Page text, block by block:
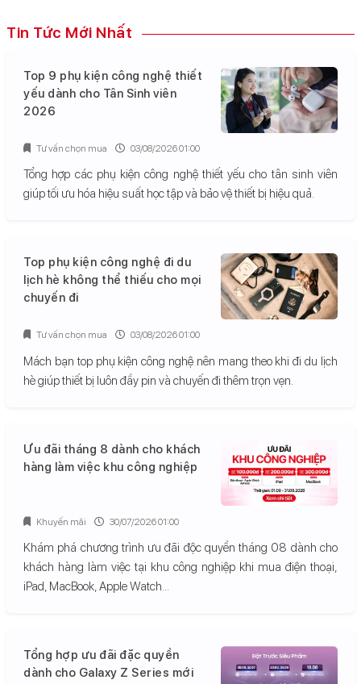
Tin Tức Mới Nhất
Top 9 phụ kiện công nghệ thiết
yếu dành cho Tân Sinh viên
2026
Tổng hợp các phụ kiện công nghệ thiết yếu cho tân sinh viên
giúp tối ưu hóa hiệu suất học tập và bảo vệ thiết bị hiệu quả.
Tư vấn chọn mua 03/08/2026 01:00
Top phụ kiện công nghệ đi du
lịch hè không thể thiếu cho mọi
chuyến đi
Mách bạn top phụ kiện công nghệ nên mang theo khi đi du lịch
hè giúp thiết bị luôn đầy pin và chuyến đi thêm trọn vẹn.
Tư vấn chọn mua 03/08/2026 01:00
Ưu đãi tháng 8 dành cho khách
hàng làm việc khu công nghiệp
Khám phá chương trình ưu đãi độc quyền tháng 08 dành cho
khách hàng làm việc tại khu công nghiệp khi mua điện thoại,
iPad, MacBook, Apple Watch...
Khuyến mãi 30/07/2026 01:00
Tổng hợp ưu đãi đặc quyền
dành cho Galaxy Z Series mới